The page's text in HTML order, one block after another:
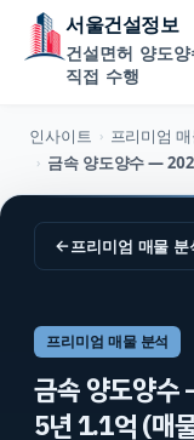
서울건설정보
건설면허 양도
직접 수행
인사이트 › 프리미엄
›
←프리미엄 매물 분
프리미엄 매물 분석
금속 양도양수
5년 1.1억 (매